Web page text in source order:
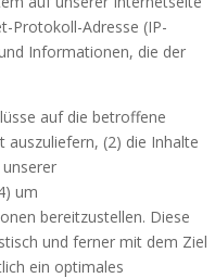
Protokoll-Adresse (IP-
Informationen, die der
auf die betroffene
(2) die Inhalte
um
bereitzustellen. Diese
und ferner mit dem Ziel
ein optimales